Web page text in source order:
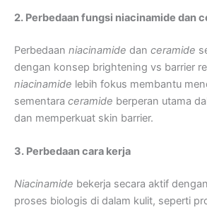
2. Perbedaan fungsi niacinamide dan
Perbedaan niacinamide dan ceramide
dengan konsep brightening vs barrier
niacinamide lebih fokus membantu
sementara ceramide berperan utama
dan memperkuat skin barrier.
3. Perbedaan cara kerja
Niacinamide bekerja secara aktif
proses biologis di dalam kulit, seperti